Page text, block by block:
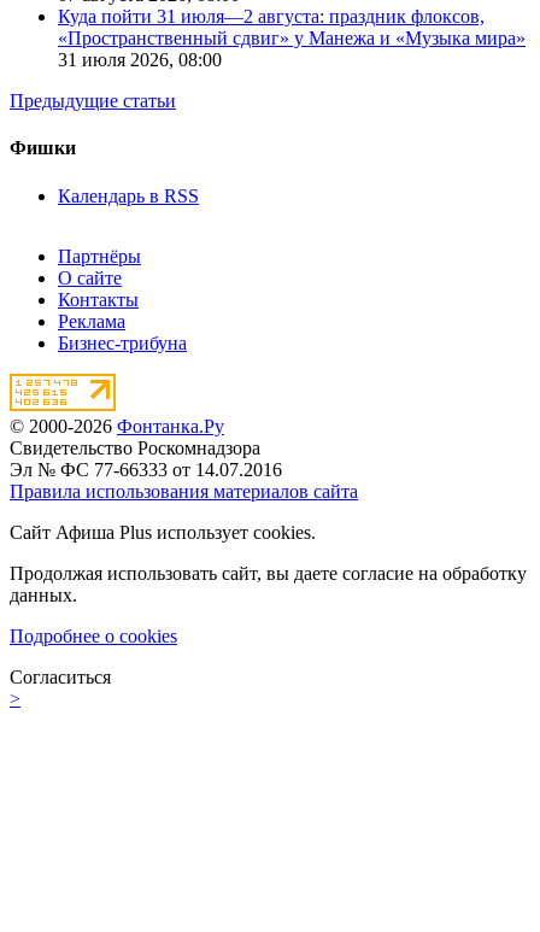
Куда пойти 31 июля—2 августа: праздник флоксов,
«Пространственный сдвиг» у Манежа и «Музыка мира»
31 июля 2026, 08:00
Предыдущие статьи
Фишки
Календарь в RSS
Партнёры
О сайте
Контакты
Реклама
Бизнес-трибуна
© 2000-2026 Фонтанка.Ру
Свидетельство Роскомнадзора
Эл № ФС 77-66333 от 14.07.2016
Правила использования материалов сайта
Сайт Афиша Plus использует cookies.
Продолжая использовать сайт, вы даете согласие на обработку
данных.
Подробнее о cookies
Согласиться
>